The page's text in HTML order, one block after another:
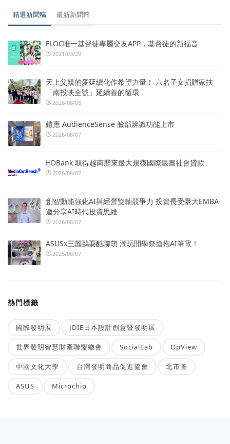
精選新聞稿 最新新聞稿
FLOC唯一基督徒專屬交友APP，基督徒的新福音
2021/03/29
天上父親的愛延續化作希望力量！ 六名子女捐贈家扶
「南投映全號」延續善的循環
2026/08/08
鎧應 AudienceSense 臉部辨識功能上市
2026/08/07
HDBank 取得越南歷來最大規模國際銀團社會貸款
2026/08/07
創智動能強化AI與經營雙軸競爭力 投資長受臺大EMBA
邀分享AI時代投資思維
2026/08/07
ASUSx三麗鷗耍酷聯萌 潮玩開學祭搶抱AI筆電！
2026/08/07
熱門標籤
國際發明展 JDIE日本設計創意暨發明展
世界發明智慧財產聯盟總會 SocialLab OpView
中國文化大學 台灣發明商品促進協會 北市圖
ASUS Microchip